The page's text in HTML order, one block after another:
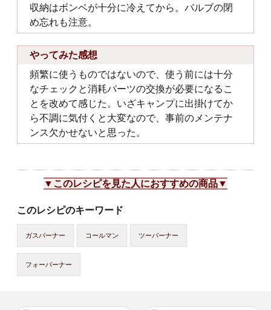
収納はボンベが十分に冷えてから。バルブの閉
め忘れも注意。
やってみた感想
頻繁に使うものではないので、使う前には十分
なチェックと消耗パーツの交換が必要になるこ
とを改めて感じた。いざキャンプに出掛けてか
ら不調に気付くと大変なので、事前のメンテナ
ンス欠かせないと思った。
▼このレシピを見た人におすすめの商品▼
このレシピのキーワード
ガスバーナー コールマン ツーバーナー
フォーバーナー